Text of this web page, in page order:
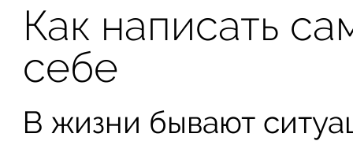
Как написать
себе
В жизни бывают